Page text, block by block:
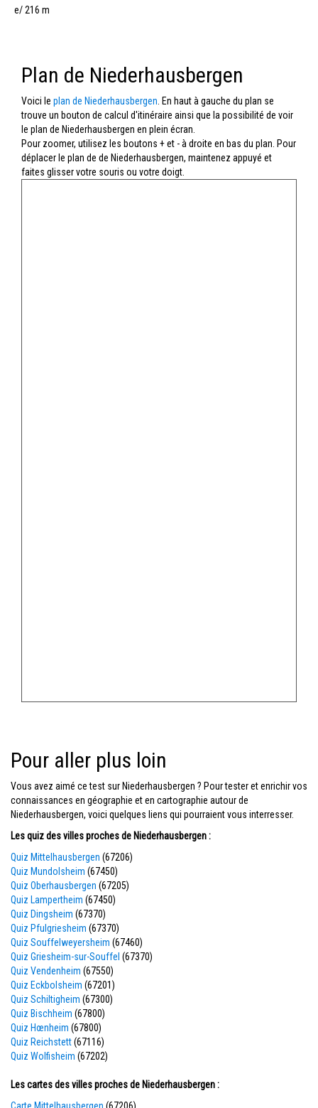
e/ 216 m
Plan de Niederhausbergen
Voici le plan de Niederhausbergen . En haut à gauche du plan se
trouve un bouton de calcul d'itinéraire ainsi que la possibilité de voir
le plan de Niederhausbergen en plein écran.
Pour zoomer, utilisez les boutons + et - à droite en bas du plan. Pour
déplacer le plan de de Niederhausbergen, maintenez appuyé et
faites glisser votre souris ou votre doigt.
Pour aller plus loin
Vous avez aimé ce test sur Niederhausbergen ? Pour tester et enrichir vos
connaissances en géographie et en cartographie autour de
Niederhausbergen, voici quelques liens qui pourraient vous interresser.
Les quiz des villes proches de Niederhausbergen :
Quiz Mittelhausbergen (67206)
Quiz Mundolsheim (67450)
Quiz Oberhausbergen (67205)
Quiz Lampertheim (67450)
Quiz Dingsheim (67370)
Quiz Pfulgriesheim (67370)
Quiz Souffelweyersheim (67460)
Quiz Griesheim-sur-Souffel (67370)
Quiz Vendenheim (67550)
Quiz Eckbolsheim (67201)
Quiz Schiltigheim (67300)
Quiz Bischheim (67800)
Quiz Hœnheim (67800)
Quiz Reichstett(67116)
Quiz Wolfisheim (67202)
Les cartes des villes proches de Niederhausbergen :